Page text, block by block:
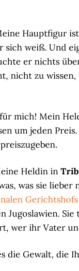
Hauptfigur
sich weiß. Und
er nichts
nicht zu
mich! Mein
um jeden
Heldin in
was sie lieber
Gerichtshofs
Jugoslawien.
wer ihr Vater
die Gewalt, die